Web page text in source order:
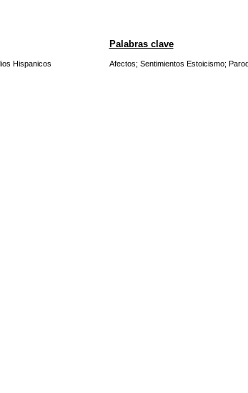
Palabras clave
Hispanicos Afectos; Sentimientos Estoicismo;